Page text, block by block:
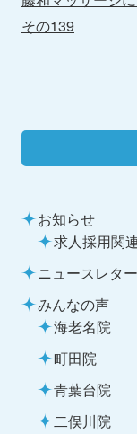
その139
お知らせ
求人採用関
ニュースレター
みんなの声
海老名院
町田院
青葉台院
二俣川院